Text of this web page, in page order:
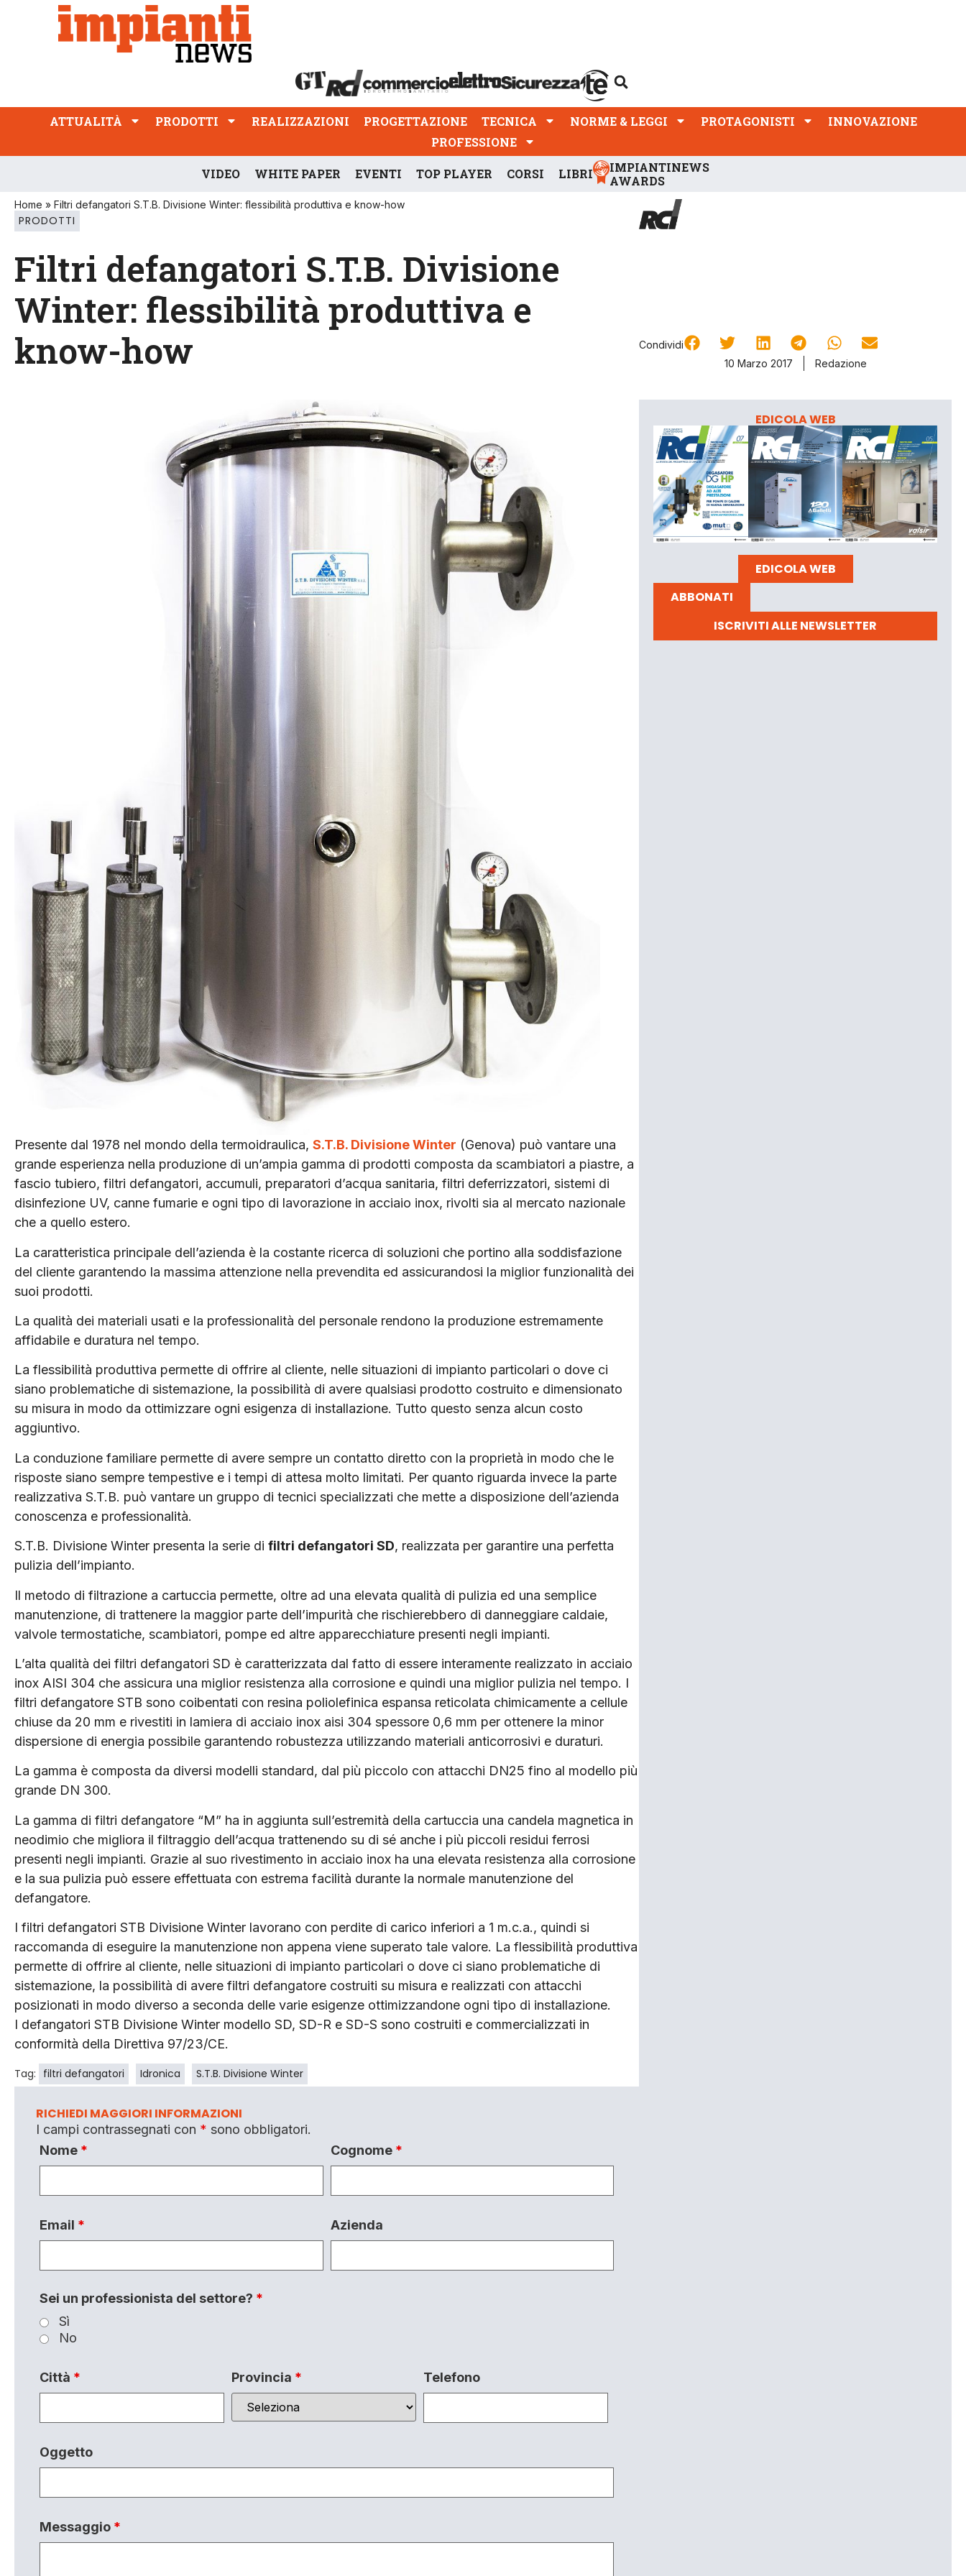
ATTUALITÀ PRODOTTI REALIZZAZIONI
PROFESSIONE
ATTUALITÀ PRODOTTI REALIZZAZIONI PROGETTAZIONE TECNICA NORME & LEGGI PROTAGONISTI
INNOVAZIONE
PROFESSIONE
VIDEO WHITE PAPER EVENTI TOP PLAYER CORSI LIBRI
IMPIANTINEWS
AWARDS
Home » Filtri defangatori S.T.B. Divisione Winter: flessibilità produttiva e know-how
PRODOTTI
Filtri defangatori S.T.B. Divisione
Winter: flessibilità produttiva e
know-how
Condividi
10 Marzo 2017
Redazione
Presente dal 1978 nel mondo della termoidraulica, S.T.B. Divisione Winter (Genova) può vantare una
grande esperienza nella produzione di un’ampia gamma di prodotti composta da scambiatori a piastre, a
fascio tubiero, filtri defangatori, accumuli, preparatori d’acqua sanitaria, filtri deferrizzatori, sistemi di
disinfezione UV, canne fumarie e ogni tipo di lavorazione in acciaio inox, rivolti sia al mercato nazionale
che a quello estero.
La caratteristica principale dell’azienda è la costante ricerca di soluzioni che portino alla soddisfazione
del cliente garantendo la massima attenzione nella prevendita ed assicurandosi la miglior funzionalità dei
suoi prodotti.
La qualità dei materiali usati e la professionalità del personale rendono la produzione estremamente
affidabile e duratura nel tempo.
La flessibilità produttiva permette di offrire al cliente, nelle situazioni di impianto particolari o dove ci
siano problematiche di sistemazione, la possibilità di avere qualsiasi prodotto costruito e dimensionato
su misura in modo da ottimizzare ogni esigenza di installazione. Tutto questo senza alcun costo
aggiuntivo.
La conduzione familiare permette di avere sempre un contatto diretto con la proprietà in modo che le
risposte siano sempre tempestive e i tempi di attesa molto limitati. Per quanto riguarda invece la parte
realizzativa S.T.B. può vantare un gruppo di tecnici specializzati che mette a disposizione dell’azienda
conoscenza e professionalità.
S.T.B. Divisione Winter presenta la serie di filtri defangatori SD, realizzata per garantire una perfetta
pulizia dell’impianto.
Il metodo di filtrazione a cartuccia permette, oltre ad una elevata qualità di pulizia ed una semplice
manutenzione, di trattenere la maggior parte dell’impurità che rischierebbero di danneggiare caldaie,
valvole termostatiche, scambiatori, pompe ed altre apparecchiature presenti negli impianti.
L’alta qualità dei filtri defangatori SD è caratterizzata dal fatto di essere interamente realizzato in acciaio
inox AISI 304 che assicura una miglior resistenza alla corrosione e quindi una miglior pulizia nel tempo. I
filtri defangatore STB sono coibentati con resina poliolefinica espansa reticolata chimicamente a cellule
chiuse da 20 mm e rivestiti in lamiera di acciaio inox aisi 304 spessore 0,6 mm per ottenere la minor
dispersione di energia possibile garantendo robustezza utilizzando materiali anticorrosivi e duraturi.
La gamma è composta da diversi modelli standard, dal più piccolo con attacchi DN25 fino al modello più
grande DN 300.
La gamma di filtri defangatore “M” ha in aggiunta sull’estremità della cartuccia una candela magnetica in
neodimio che migliora il filtraggio dell’acqua trattenendo su di sé anche i più piccoli residui ferrosi
presenti negli impianti. Grazie al suo rivestimento in acciaio inox ha una elevata resistenza alla corrosione
e la sua pulizia può essere effettuata con estrema facilità durante la normale manutenzione del
defangatore.
I filtri defangatori STB Divisione Winter lavorano con perdite di carico inferiori a 1 m.c.a., quindi si
raccomanda di eseguire la manutenzione non appena viene superato tale valore. La flessibilità produttiva
permette di offrire al cliente, nelle situazioni di impianto particolari o dove ci siano problematiche di
sistemazione, la possibilità di avere filtri defangatore costruiti su misura e realizzati con attacchi
posizionati in modo diverso a seconda delle varie esigenze ottimizzandone ogni tipo di installazione.
I defangatori STB Divisione Winter modello SD, SD-R e SD-S sono costruiti e commercializzati in
conformità della Direttiva 97/23/CE.
Tag: filtri defangatori Idronica S.T.B. Divisione Winter
RICHIEDI MAGGIORI INFORMAZIONI
I campi contrassegnati con * sono obbligatori.
Nome * Cognome *
Email * Azienda
Sei un professionista del settore? *
Sì
No
Città * Provincia * Telefono
Oggetto
Messaggio *
EDICOLA WEB
EDICOLA WEB
ABBONATI
ISCRIVITI ALLE NEWSLETTER